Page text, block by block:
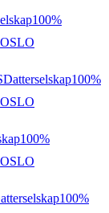
100%
OSLO
Datterselskap100%
OSLO
100%
OSLO
100%